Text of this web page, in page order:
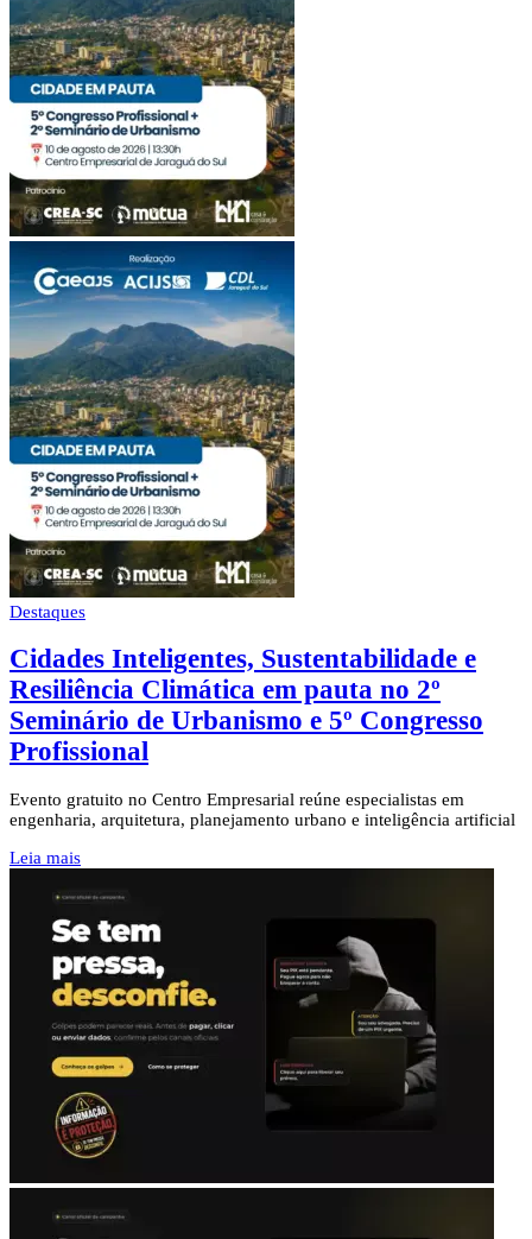
Destaques
Cidades Inteligentes, Sustentabilidade e
Resiliência Climática em pauta no 2º
Seminário de Urbanismo e 5º Congresso
Profissional
Evento gratuito no Centro Empresarial reúne especialistas em
engenharia, arquitetura, planejamento urbano e inteligência artificial
Leia mais